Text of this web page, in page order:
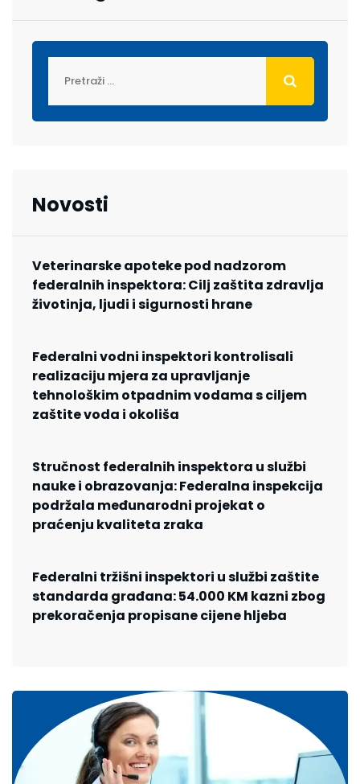
Novosti
Veterinarske apoteke pod nadzorom
federalnih inspektora: Cilj zaštita zdravlja
životinja, ljudi i sigurnosti hrane
Federalni vodni inspektori kontrolisali
realizaciju mjera za upravljanje
tehnološkim otpadnim vodama s ciljem
zaštite voda i okoliša
Stručnost federalnih inspektora u službi
nauke i obrazovanja: Federalna inspekcija
podržala međunarodni projekat o
praćenju kvaliteta zraka
Federalni tržišni inspektori u službi zaštite
standarda građana: 54.000 KM kazni zbog
prekoračenja propisane cijene hljeba